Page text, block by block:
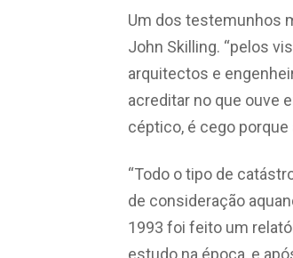
Um dos testemunhos
John Skilling. “pelos
arquitectos e
acreditar no que ouve
céptico, é cego
“Todo o tipo de
de consideração
1993 foi feito um
estudo na época, e